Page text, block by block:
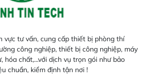
vực tư vấn, cung cấp thiết bị phòng thí
công nghiệp, thiết bị công nghiệp, máy
hóa chất,...với dịch vụ trọn gói như bảo
chuẩn, kiểm định tận nơi !